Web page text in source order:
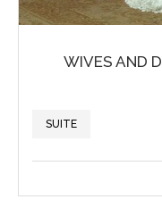
WIVES AND
SUITE